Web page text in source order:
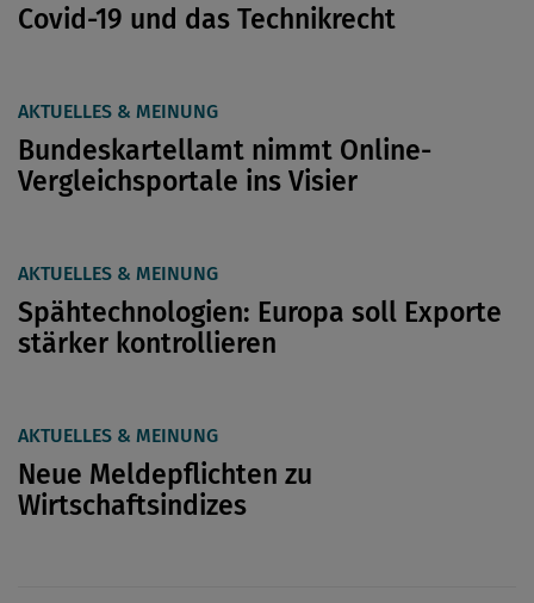
Covid-19 und das Technikrecht
AKTUELLES & MEINUNG
Bundeskartellamt nimmt Online-
Vergleichsportale ins Visier
AKTUELLES & MEINUNG
Spähtechnologien: Europa soll Exporte
stärker kontrollieren
AKTUELLES & MEINUNG
Neue Meldepflichten zu
Wirtschaftsindizes